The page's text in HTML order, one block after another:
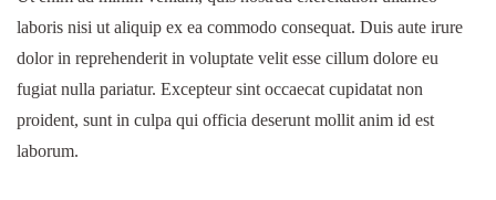
laboris nisi ut aliquip ex ea commodo consequat. Duis aute irure
dolor in reprehenderit in voluptate velit esse cillum dolore eu
fugiat nulla pariatur. Excepteur sint occaecat cupidatat non
proident, sunt in culpa qui officia deserunt mollit anim id est
laborum.